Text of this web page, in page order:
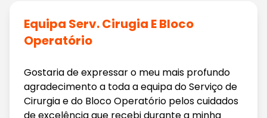
Equipa Serv. Cirugia E Bloco
Operatório
Gostaria de expressar o meu mais profundo
agradecimento a toda a equipa do Serviço de
Cirurgia e do Bloco Operatório pelos cuidados
de excelência que recebi durante a minha